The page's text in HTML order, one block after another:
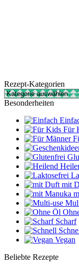
Rezept-Kategorien
Rezept-
Kategorien
Besonderheiten
Für
mit
Scharf
Vegan
Beliebte Rezepte